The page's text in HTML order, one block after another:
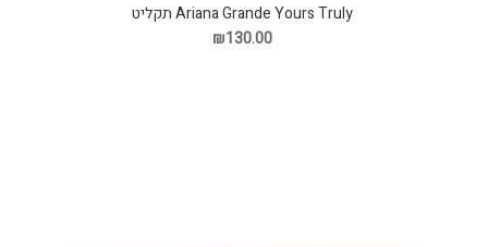
Ariana Grande Yours Truly תקליט
₪130.00